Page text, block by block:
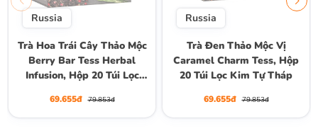
Russia
Trà Hoa Trái Cây Thảo Mộc
Berry Bar Tess Herbal
Infusion, Hộp 20 Túi Lọc
69.655đ 79.853đ
Russia
Trà Đen Thảo Mộc Vị
Caramel Charm Tess, Hộp
20 Túi Lọc Kim Tự Tháp
69.655đ 79.853đ